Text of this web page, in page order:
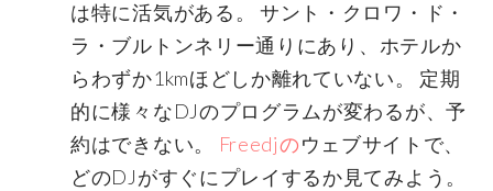
は特に活気がある。 サント・クロワ・ド・
ラ・ブルトンネリー通りにあり、ホテルか
らわずか1kmほどしか離れていない。 定期
的に様々なDJのプログラムが変わるが、予
約はできない。
Freedjのウェブサイトで、
どのDJがすぐにプレイするか見てみよう。